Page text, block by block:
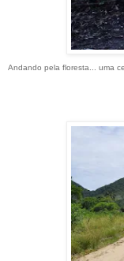
Andando pela floresta... uma